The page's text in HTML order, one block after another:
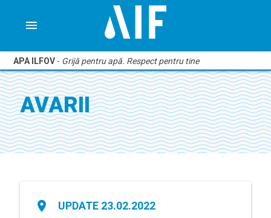
menu
APA ILFOV - Grijă pentru apă. Respect pentru tine
AVARII
place UPDATE 23.02.2022